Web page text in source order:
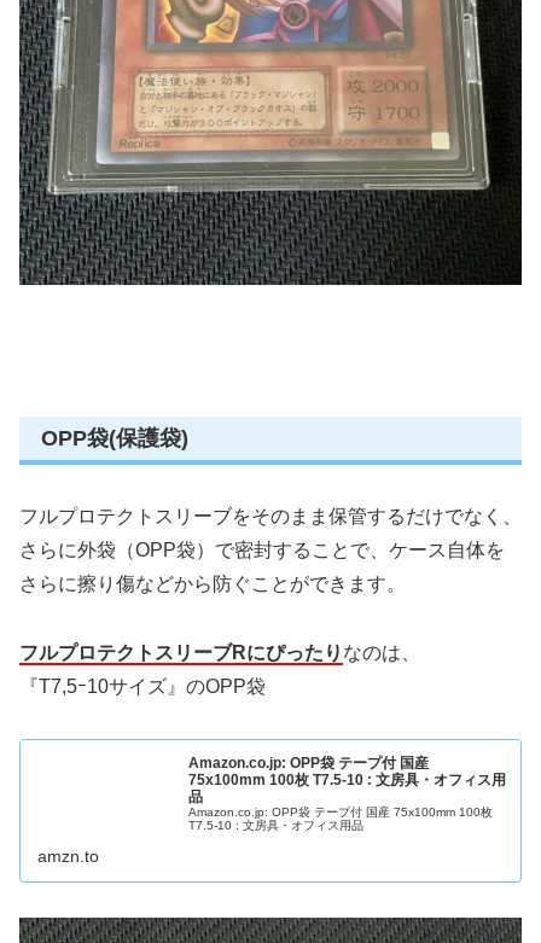
OPP袋(保護袋)
フルプロテクトスリーブをそのまま保管するだけでなく、
さらに外袋（OPP袋）で密封することで、ケース自体を
さらに擦り傷などから防ぐことができます。
フルプロテクトスリーブRにぴったり なのは、
『T7,5ｰ10サイズ』のOPP袋
Amazon.co.jp: OPP袋 テープ付 国産
75x100mm 100枚 T7.5-10 : 文房具・オフィス用
品
Amazon.co.jp: OPP袋 テープ付 国産 75x100mm 100枚
T7.5-10 : 文房具・オフィス用品
amzn.to